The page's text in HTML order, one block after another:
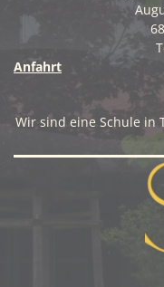
Anfahrt
Wir sind eine Schule in